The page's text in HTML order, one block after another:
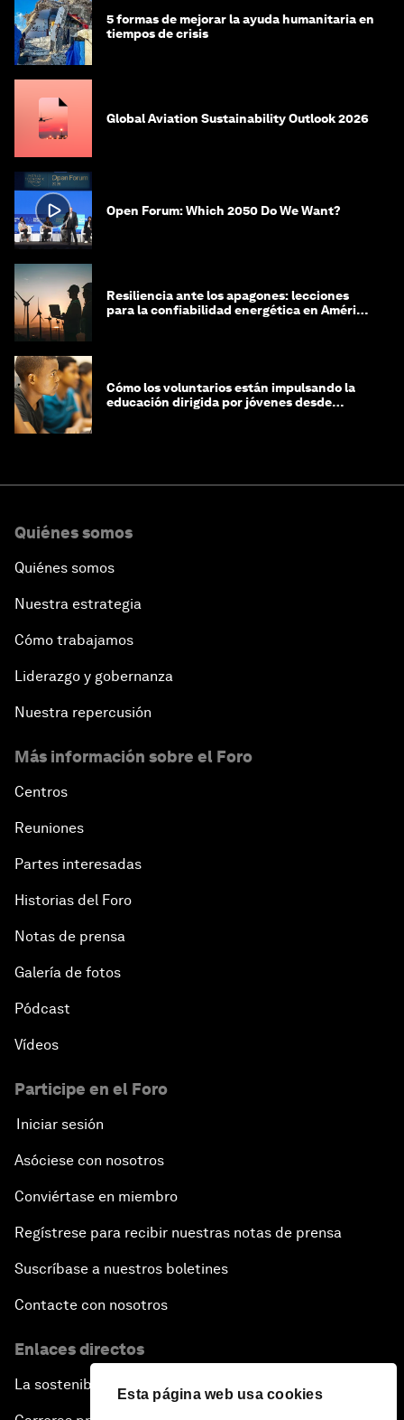
Esta página web usa cookies
5 formas de mejorar la ayuda humanitaria en
tiempos de crisis
Global Aviation Sustainability Outlook 2026
Open Forum: Which 2050 Do We Want?
Resiliencia ante los apagones: lecciones
para la confiabilidad energética en América
Cómo los voluntarios están impulsando la
educación dirigida por jóvenes desde
Quiénes somos
Quiénes somos
Nuestra estrategia
Cómo trabajamos
Liderazgo y gobernanza
Nuestra repercusión
Más información sobre el Foro
Centros
Reuniones
Partes interesadas
Historias del Foro
Notas de prensa
Galería de fotos
Pódcast
Vídeos
Participe en el Foro
Iniciar sesión
Asóciese con nosotros
Conviértase en miembro
Regístrese para recibir nuestras notas de prensa
Suscríbase a nuestros boletines
Contacte con nosotros
Enlaces directos
La sostenibilidad en el Foro